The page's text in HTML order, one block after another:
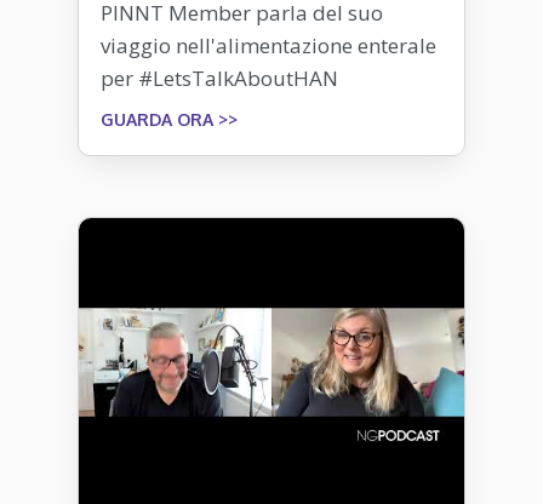
PINNT Member parla del suo
viaggio nell'alimentazione enterale
per #LetsTalkAboutHAN
GUARDA ORA >>